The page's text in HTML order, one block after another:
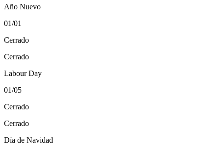
Año Nuevo
01/01
Cerrado
Cerrado
Labour Day
01/05
Cerrado
Cerrado
Día de Navidad